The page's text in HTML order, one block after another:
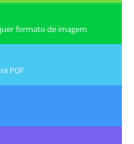
formato de imagem
PDF